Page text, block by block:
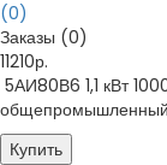
(0)
Заказы (0)
11210р.
5АИ80В6 1,1 кВт
Купить